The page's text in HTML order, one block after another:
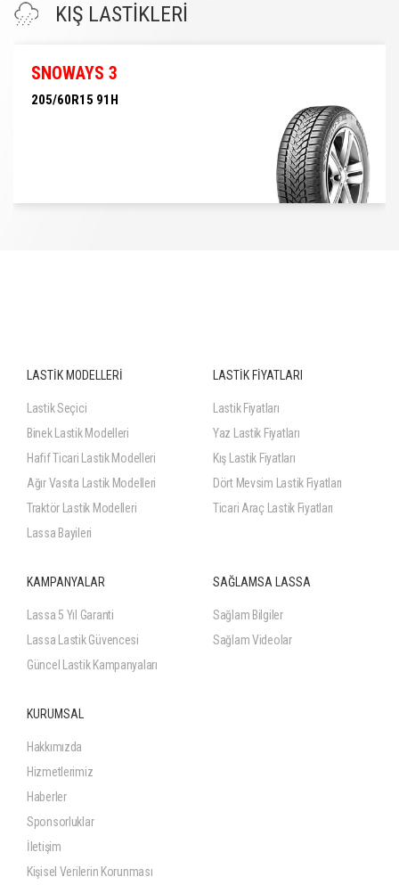
KIŞ LASTİKLERİ
SNOWAYS 3
205/60R15 91H
LASTİK MODELLERİ
Lastik Seçici
Binek Lastik Modelleri
Hafif Ticari Lastik Modelleri
Ağır Vasıta Lastik Modelleri
Traktör Lastik Modelleri
Lassa Bayileri
LASTİK FİYATLARI
Lastik Fiyatları
Yaz Lastik Fiyatları
Kış Lastik Fiyatları
Dört Mevsim Lastik Fiyatları
Ticari Araç Lastik Fiyatları
KAMPANYALAR
Lassa 5 Yıl Garanti
Lassa Lastik Güvencesi
Güncel Lastik Kampanyaları
SAĞLAMSA LASSA
Sağlam Bilgiler
Sağlam Videolar
KURUMSAL
Hakkımızda
Hizmetlerimiz
Haberler
Sponsorluklar
İletişim
Kişisel Verilerin Korunması